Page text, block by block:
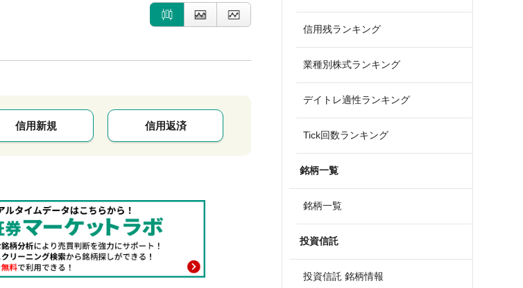
信用新規 信用返済
信用残ランキング
業種別株式ランキング
デイトレ適性ランキング
Tick回数ランキング
銘柄一覧
銘柄一覧
投資信託
投資信託 銘柄情報